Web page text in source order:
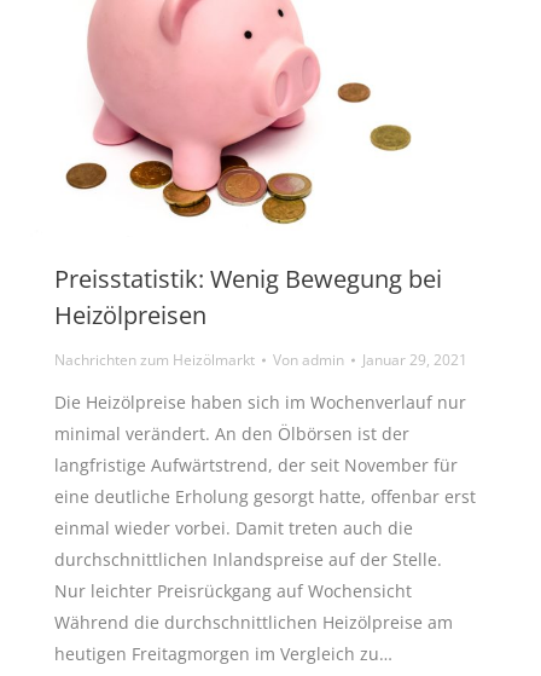
Preisstatistik: Wenig Bewegung bei
Heizölpreisen
Nachrichten zum Heizölmarkt Vonadmin Januar 29, 2021
Die Heizölpreise haben sich im Wochenverlauf nur
minimal verändert. An den Ölbörsen ist der
langfristige Aufwärtstrend, der seit November für
eine deutliche Erholung gesorgt hatte, offenbar erst
einmal wieder vorbei. Damit treten auch die
durchschnittlichen Inlandspreise auf der Stelle.
Nur leichter Preisrückgang auf Wochensicht
Während die durchschnittlichen Heizölpreise am
heutigen Freitagmorgen im Vergleich zu…